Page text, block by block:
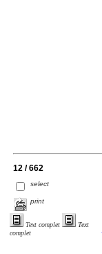
12 / 662
select
print
Text complet
Text
complet